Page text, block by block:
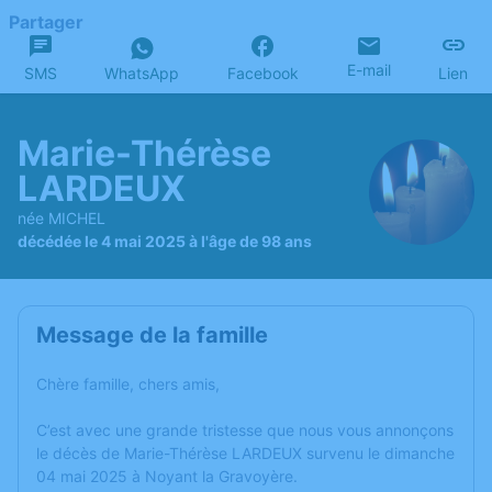
Partager
SMS WhatsApp Facebook E-mail Lien
Marie-Thérèse
LARDEUX
née MICHEL
décédée le 4 mai 2025 à l'âge de 98 ans
Message de la famille
Chère famille, chers amis,
C’est avec une grande tristesse que nous vous annonçons
le décès de Marie-Thérèse LARDEUX survenu le dimanche
04 mai 2025 à Noyant la Gravoyère.